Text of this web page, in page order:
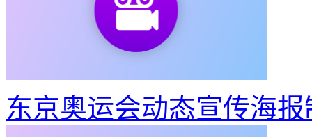
东京奥运会动态宣传海